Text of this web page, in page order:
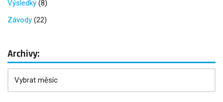
Výsledky (8)
Závody (22)
Archivy: